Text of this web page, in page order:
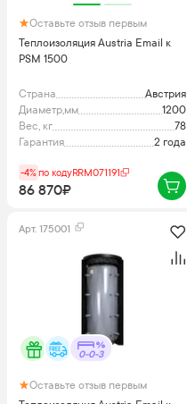
Оставьте отзыв первым
Теплоизоляция Austria Email к
PSM 1500
Страна
Австрия
Диаметр,мм
1200
Вес, кг
78
Гарантия
2 года
-4%по кодуRRM071191
86 870₽
Арт. 175001
0-0-3
Оставьте отзыв первым